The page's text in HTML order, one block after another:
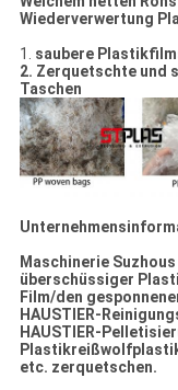
Wiederverwertung
1. saubere
2. Zerquetschte und
Taschen
Maschinerie
überschüssiger
Film/den
HAUSTIER-
HAUSTIER-
etc. zerquetschen.